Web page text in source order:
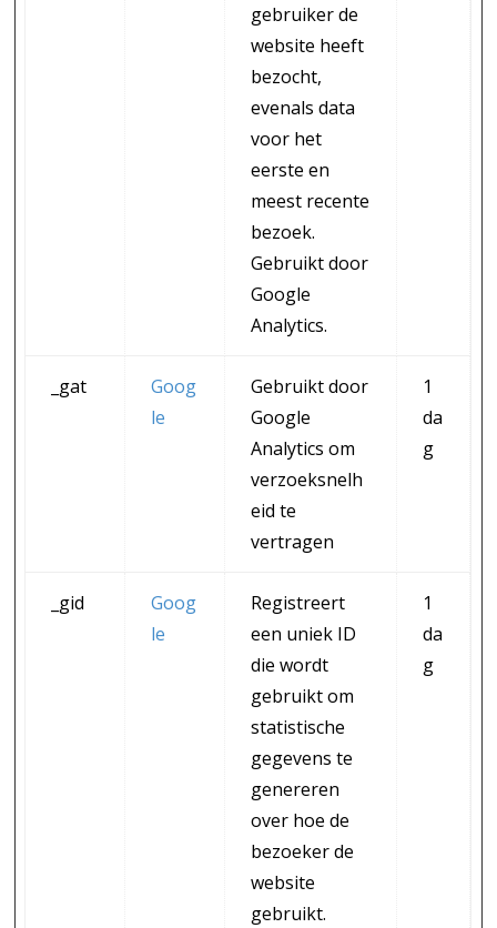
gebruiker de
website heeft
bezocht,
evenals data
voor het
eerste en
meest recente
bezoek.
Gebruikt door
Google
Analytics.
_gat
Goog
le
Gebruikt door
Google
Analytics om
verzoeksnelh
eid te
vertragen
1
da
g
_gid
Goog
le
Registreert
een uniek ID
die wordt
gebruikt om
statistische
gegevens te
genereren
over hoe de
bezoeker de
website
gebruikt.
1
da
g